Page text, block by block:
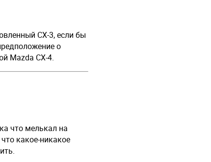
CX-3, если бы
о
Mazda CX-4.
что мелькал на
какое-никакое